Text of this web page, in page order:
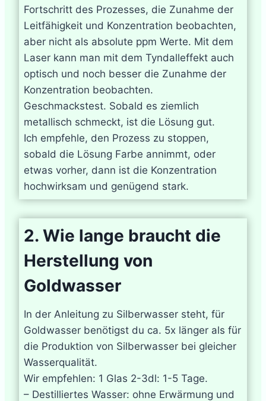
Fortschritt des Prozesses, die Zunahme der
Leitfähigkeit und Konzentration beobachten,
aber nicht als absolute ppm Werte. Mit dem
Laser kann man mit dem Tyndalleffekt auch
optisch und noch besser die Zunahme der
Konzentration beobachten.
Geschmackstest. Sobald es ziemlich
metallisch schmeckt, ist die Lösung gut.
Ich empfehle, den Prozess zu stoppen,
sobald die Lösung Farbe annimmt, oder
etwas vorher, dann ist die Konzentration
hochwirksam und genügend stark.
2. Wie lange braucht die
Herstellung von
Goldwasser
In der Anleitung zu Silberwasser steht, für
Goldwasser benötigst du ca. 5x länger als für
die Produktion von Silberwasser bei gleicher
Wasserqualität.
Wir empfehlen: 1 Glas 2-3dl: 1-5 Tage.
– Destilliertes Wasser: ohne Erwärmung und